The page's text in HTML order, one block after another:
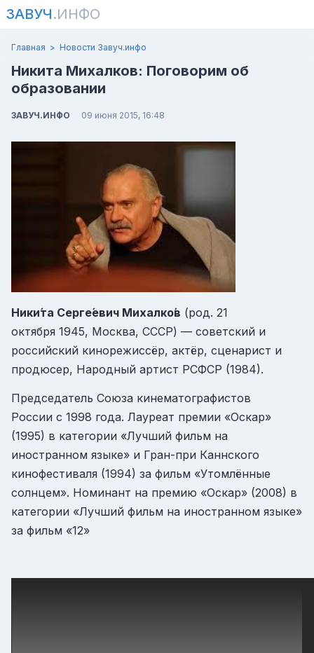
ЗАВУЧ.ИНФО
Главная Новости Завуч.инфо
Никита Михалков: Поговорим об
образовании
ЗАВУЧ.ИНФО 09 июня 2015, 16:48
Ники́та Серге́евич Михалко́в (род. 21
октября 1945, Москва, СССР) — советский и
российский кинорежиссёр, актёр, сценарист и
продюсер, Народный артист РСФСР (1984).
Председатель Союза кинематографистов
России с 1998 года. Лауреат премии «Оскар»
(1995) в категории «Лучший фильм на
иностранном языке» и Гран-при Каннского
кинофестиваля (1994) за фильм «Утомлённые
солнцем». Номинант на премию «Оскар» (2008) в
категории «Лучший фильм на иностранном языке»
за фильм «12»